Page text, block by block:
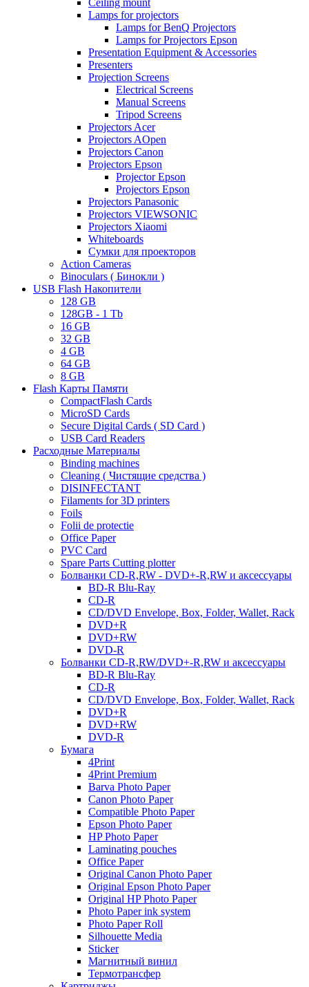
Ceiling mount
Lamps for projectors
Lamps for BenQ Projectors
Lamps for Projectors Epson
Presentation Equipment & Accessories
Presenters
Projection Screens
Electrical Screens
Manual Screens
Tripod Screens
Projectors Acer
Projectors AOpen
Projectors Canon
Projectors Epson
Projector Epson
Projectors Epson
Projectors Panasonic
Projectors VIEWSONIC
Projectors Xiaomi
Whiteboards
Сумки для проекторов
Action Cameras
Binoculars ( Бинокли )
USB Flash Накопители
128 GB
128GB - 1 Tb
16 GB
32 GB
4 GB
64 GB
8 GB
Flash Карты Памяти
CompactFlash Cards
MicroSD Cards
Secure Digital Cards ( SD Card )
USB Card Readers
Расходные Материалы
Binding machines
Cleaning ( Чистящие средства )
DISINFECTANT
Filaments for 3D printers
Foils
Folii de protectie
Office Paper
PVC Card
Spare Parts Cutting plotter
Болванки CD-R,RW - DVD+-R,RW и аксессуары
BD-R Blu-Ray
CD-R
CD/DVD Envelope, Box, Folder, Wallet, Rack
DVD+R
DVD+RW
DVD-R
Болванки CD-R,RW/DVD+-R,RW и аксессуары
BD-R Blu-Ray
CD-R
CD/DVD Envelope, Box, Folder, Wallet, Rack
DVD+R
DVD+RW
DVD-R
Бумага
4Print
4Print Premium
Barva Photo Paper
Canon Photo Paper
Compatible Photo Paper
Epson Photo Paper
HP Photo Paper
Laminating pouches
Office Paper
Original Canon Photo Paper
Original Epson Photo Paper
Original HP Photo Paper
Photo Paper ink system
Photo Paper Roll
Silhouette Media
Sticker
Магнитный винил
Термотрансфер